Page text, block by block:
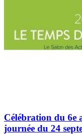
Célébration du 6e
journée du 24